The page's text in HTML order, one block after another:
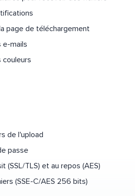
page de téléchargement
e-mails
couleurs
de l'upload
passe
(SSL/TLS) et au repos (AES)
(SSE-C/AES 256 bits)